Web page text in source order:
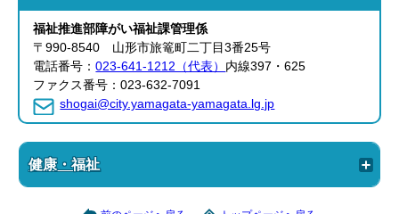
福祉推進部障がい福祉課管理係
〒990-8540 山形市旅篭町二丁目3番25号
電話番号：023-641-1212（代表） 内線397・625
ファクス番号：023-632-7091
shogai@city.yamagata-yamagata.lg.jp
健康・福祉